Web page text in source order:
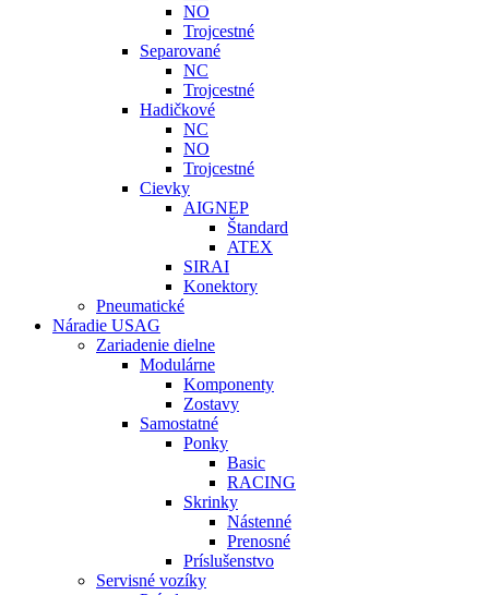
NO
Trojcestné
Separované
NC
Trojcestné
Hadičkové
NC
NO
Trojcestné
Cievky
AIGNEP
Štandard
ATEX
SIRAI
Konektory
Pneumatické
Náradie USAG
Zariadenie dielne
Modulárne
Komponenty
Zostavy
Samostatné
Ponky
Basic
RACING
Skrinky
Nástenné
Prenosné
Príslušenstvo
Servisné vozíky